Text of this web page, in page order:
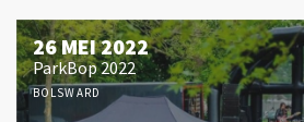
26 MEI 2022
ParkBop 2022
BOLSWARD